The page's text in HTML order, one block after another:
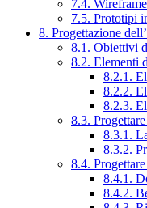
7.4. Wireframe
7.5. Prototipi
8. Progettazione
8.1. Obiettivi
8.2. Elementi
8.2.1.
8.2.2.
8.2.3.
8.3.
8.3.1.
8.3.2.
8.4.
8.4.1.
8.4.2.